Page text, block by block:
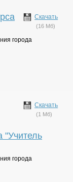
Скачать
(16 Мб)
города
Скачать
(1 Мб)
"Учитель
города